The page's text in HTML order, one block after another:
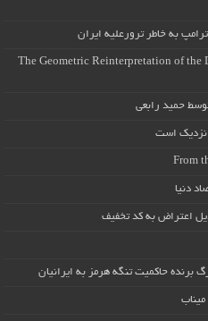
به خاطر ترورعلیه ایران
The Geometric Reinterpretation of
حمید رابعی
نزدیک است
From
دنیا
اعتراض به کد تخفیف
برنده حاکمیت تنگه هرمز به ایرانیان